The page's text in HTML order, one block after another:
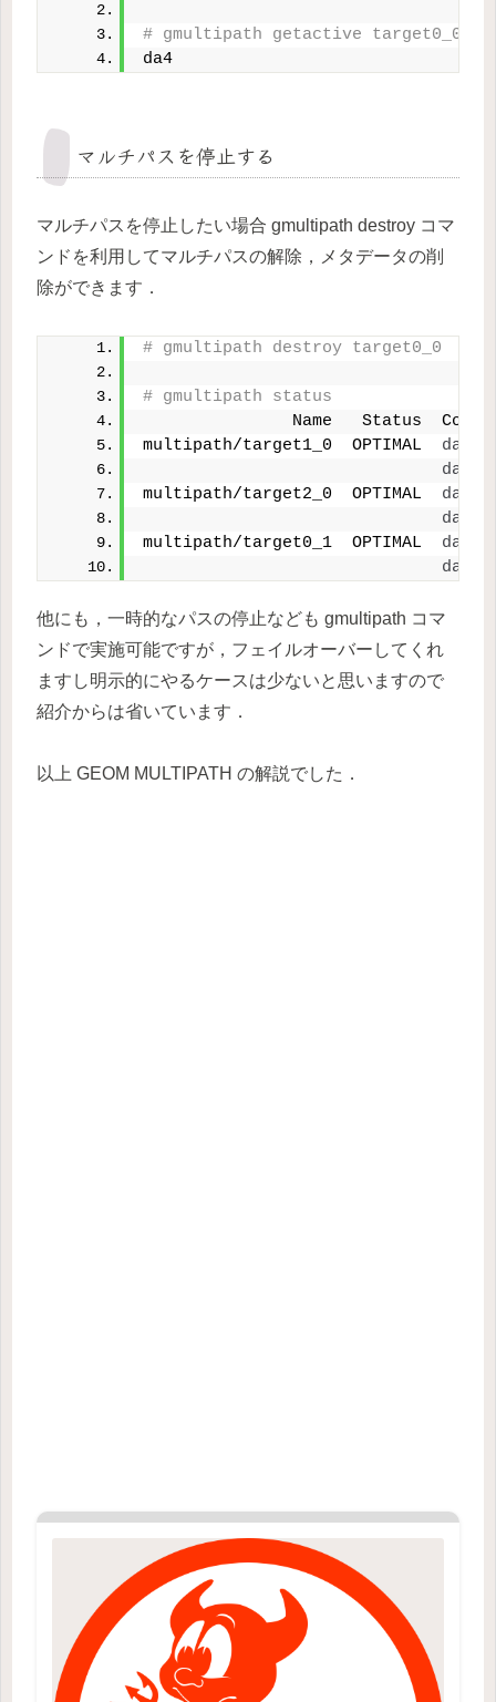
# gmultipath getactive target0_0
da4
マルチパスを停止する
マルチパスを停止したい場合 gmultipath destroy コマ
ンドを利用してマルチパスの解除，メタデータの削
除ができます．
# gmultipath destroy target0_0
# gmultipath status
Name   Status
multipath/target1_0  OPTIMAL da2
da7
multipath/target2_0  OPTIMAL da3
da5
multipath/target0_1  OPTIMAL da6
da9
他にも，一時的なパスの停止なども gmultipath コマ
ンドで実施可能ですが，フェイルオーバーしてくれ
ますし明示的にやるケースは少ないと思いますので
紹介からは省いています．
以上 GEOM MULTIPATH の解説でした．